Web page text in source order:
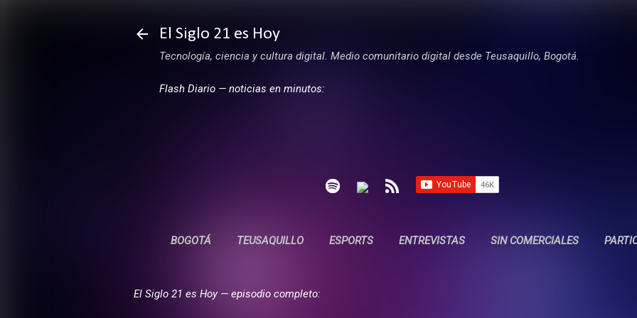
El Siglo 21 es Hoy
Tecnología, ciencia y cultura digital. Medio comunitario digital desde Teusaquillo, Bogotá.
Flash Diario — noticias en minutos:
BOGOTÁ TEUSAQUILLO ESPORTS ENTREVISTAS SIN COMERCIALES
El Siglo 21 es Hoy — episodio completo: